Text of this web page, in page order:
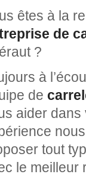
êtes à la
de
?
à
de
aider dans
tout
le meilleur